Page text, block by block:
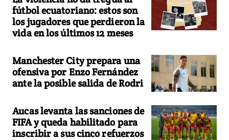
fútbol ecuatoriano: estos son
los jugadores que perdieron la
vida en los últimos 12 meses
Manchester City prepara una
ofensiva por Enzo Fernández
ante la posible salida de Rodri
Aucas levanta las sanciones de
FIFA y queda habilitado para
inscribir a sus cinco refuerzos